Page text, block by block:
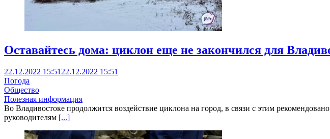
Оставайтесь дома: циклон еще не закончился для
22.12.2022 15:51 22.12.2022 15:51
Погода
Общество
Полезная информация
Во Владивостоке продолжится воздействие циклона на город, в связи с этим
руководителям [...]